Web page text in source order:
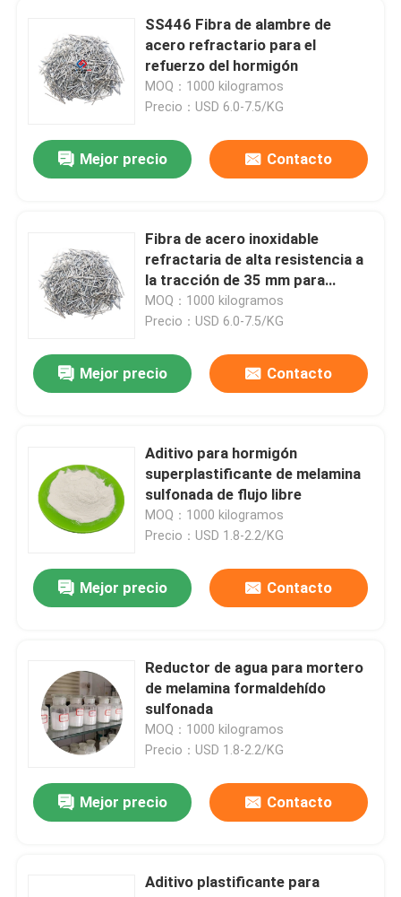
Productos
Sobre nosotros
Viaje de la fábrica
Éntrenos en contacto con
Pida una cita
Edulcorantes bajos en calorías
Dextrina resistente
Inulina
Isomaltooligosacárido OMI
Galactooligosacárido GOS
Resinas sintéticas
SS446 Fibra de alambre de
acero refractario para el
refuerzo del hormigón
MOQ：1000 kilogramos
Precio：USD 6.0-7.5/KG
Mejor precio Contacto
Fibra de acero inoxidable
refractaria de alta resistencia a
la tracción de 35 mm para
refractarios
MOQ：1000 kilogramos
Precio：USD 6.0-7.5/KG
Mejor precio Contacto
Aditivo para hormigón
superplastificante de melamina
sulfonada de flujo libre
MOQ：1000 kilogramos
Precio：USD 1.8-2.2/KG
Mejor precio Contacto
Reductor de agua para mortero
de melamina formaldehído
sulfonada
MOQ：1000 kilogramos
Precio：USD 1.8-2.2/KG
Mejor precio Contacto
Aditivo plastificante para